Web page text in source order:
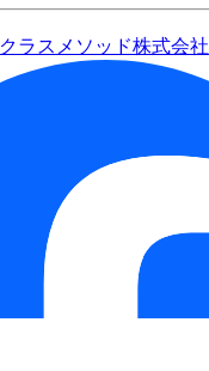
クラスメソッド株式会社